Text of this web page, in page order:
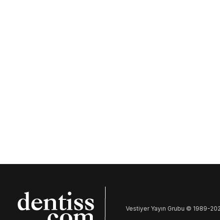
Türkiye’nin En
yıl 14’üncü kez gerçekleşti. Türkiye ve
paylaştığı etkinlikte 1,74 milyar TL’yi aşan
Diş hekimliğinde yapay zekâ çözümü olan
girişimler arasındaydı.